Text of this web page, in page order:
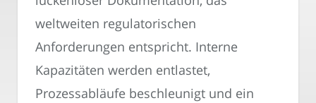
weltweiten regulatorischen
Anforderungen entspricht. Interne
Kapazitäten werden entlastet,
Prozessabläufe beschleunigt und ein